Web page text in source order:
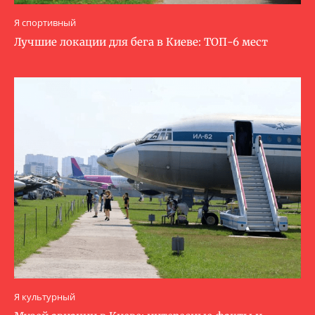
Я спортивный
Лучшие локации для бега в Киеве: ТОП-6 мест
Я культурный